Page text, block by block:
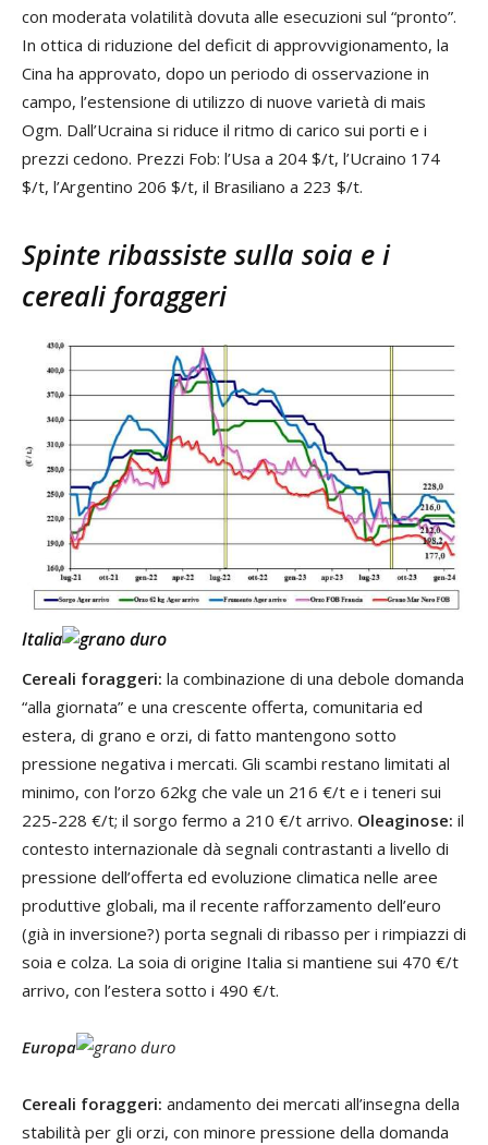
con moderata volatilità dovuta alle esecuzioni sul “pronto”.
In ottica di riduzione del deficit di approvvigionamento, la
Cina ha approvato, dopo un periodo di osservazione in
campo, l’estensione di utilizzo di nuove varietà di mais
Ogm. Dall’Ucraina si riduce il ritmo di carico sui porti e i
prezzi cedono. Prezzi Fob: l’Usa a 204 $/t, l’Ucraino 174
$/t, l’Argentino 206 $/t, il Brasiliano a 223 $/t.
Spinte ribassiste sulla soia e i
cereali foraggeri
Italia
Cereali foraggeri: la combinazione di una debole domanda
“alla giornata” e una crescente offerta, comunitaria ed
estera, di grano e orzi, di fatto mantengono sotto
pressione negativa i mercati. Gli scambi restano limitati al
minimo, con l’orzo 62kg che vale un 216 €/t e i teneri sui
225-228 €/t; il sorgo fermo a 210 €/t arrivo. Oleaginose: il
contesto internazionale dà segnali contrastanti a livello di
pressione dell’offerta ed evoluzione climatica nelle aree
produttive globali, ma il recente rafforzamento dell’euro
(già in inversione?) porta segnali di ribasso per i rimpiazzi di
soia e colza. La soia di origine Italia si mantiene sui 470 €/t
arrivo, con l’estera sotto i 490 €/t.
Europa
Cereali foraggeri: andamento dei mercati all’insegna della
stabilità per gli orzi, con minore pressione della domanda